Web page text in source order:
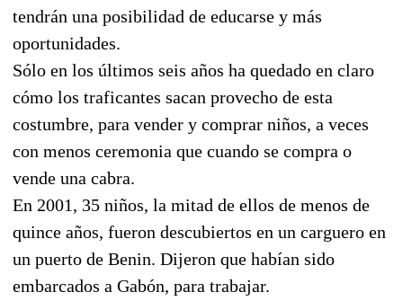
tendrán una posibilidad de educarse y más
oportunidades.
Sólo en los últimos seis años ha quedado en claro
cómo los traficantes sacan provecho de esta
costumbre, para vender y comprar niños, a veces
con menos ceremonia que cuando se compra o
vende una cabra.
En 2001, 35 niños, la mitad de ellos de menos de
quince años, fueron descubiertos en un carguero en
un puerto de Benin. Dijeron que habían sido
embarcados a Gabón, para trabajar.